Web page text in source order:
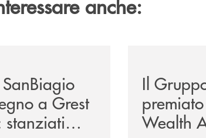
anche:
a Grest
stanziati
Il
Wealth